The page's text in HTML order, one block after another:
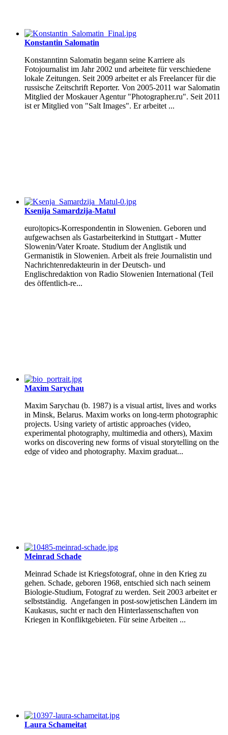
Konstantin Salomatin
Konstanntinn Salomatin begann seine Karriere als
Fotojournalist im Jahr 2002 und arbeitete für verschiedene
lokale Zeitungen. Seit 2009 arbeitet er als Freelancer für die
russische Zeitschrift Reporter. Von 2005-2011 war Salomatin
Mitglied der Moskauer Agentur "Photographer.ru". Seit 2011
ist er Mitglied von "Salt Images". Er arbeitet ...
Ksenija Samardzija-Matul
euro|topics-Korrespondentin in Slowenien. Geboren und
aufgewachsen als Gastarbeiterkind in Stuttgart - Mutter
Slowenin/Vater Kroate. Studium der Anglistik und
Germanistik in Slowenien. Arbeit als freie Journalistin und
Nachrichtenredakteurin in der Deutsch- und
Englischredaktion von Radio Slowenien International (Teil
des öffentlich-re...
Maxim Sarychau
Maxim Sarychau (b. 1987) is a visual artist, lives and works
in Minsk, Belarus. Maxim works on long-term photographic
projects. Using variety of artistic approaches (video,
experimental photography, multimedia and others), Maxim
works on discovering new forms of visual storytelling on the
edge of video and photography. Maxim graduat...
Meinrad Schade
Meinrad Schade ist Kriegsfotograf, ohne in den Krieg zu
gehen. Schade, geboren 1968, entschied sich nach seinem
Biologie-Studium, Fotograf zu werden. Seit 2003 arbeitet er
selbstständig. Angefangen in post-sowjetischen Ländern im
Kaukasus, sucht er nach den Hinterlassenschaften von
Kriegen in Konfliktgebieten. Für seine Arbeiten ...
Laura Schameitat